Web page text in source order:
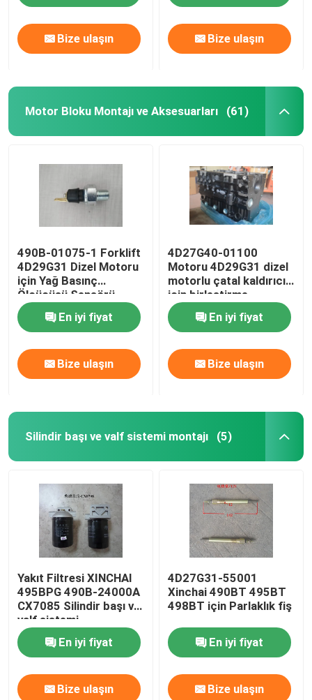
Bize ulaşın Bize ulaşın
Motor Bloku Montajı ve Aksesuarları (61)
490B-01075-1 Forklift
4D29G31 Dizel Motoru
için Yağ Basınç
Ölçücüsü Sensörü
Değiştirici
En iyi fiyat
Bize ulaşın
4D27G40-01100
Motoru 4D29G31 dizel
motorlu çatal kaldırıcı
için birleştirme
En iyi fiyat
Bize ulaşın
Silindir başı ve valf sistemi montajı (5)
Yakıt Filtresi XINCHAI
495BPG 490B-24000A
CX7085 Silindir başı ve
valf sistemi
En iyi fiyat
Bize ulaşın
4D27G31-55001
Xinchai 490BT 495BT
498BT için Parlaklık fiş
En iyi fiyat
Bize ulaşın